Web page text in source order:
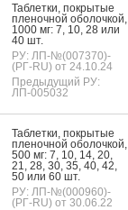
Таб­летки, пок­ры­тые
пле­ноч­ной обо­лоч­кой,
1000 мг: 7, 10, 28 или
40 шт.
РУ: ЛП-№(007370)-
(РГ-RU) от 24.10.24
Предыдущий РУ:
ЛП-005032
Таб­летки, пок­ры­тые
пле­ноч­ной обо­лоч­кой,
500 мг: 7, 10, 14, 20,
21, 28, 30, 35, 40, 42,
50 или 60 шт.
РУ: ЛП-№(000960)-
(РГ-RU) от 30.06.22